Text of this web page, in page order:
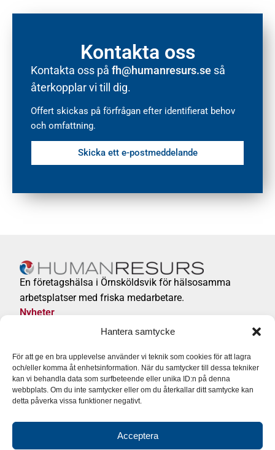
Hantera samtycke
För att ge en bra upplevelse använder vi teknik som cookies för att lagra
och/eller komma åt enhetsinformation. När du samtycker till dessa tekniker
kan vi behandla data som surfbeteende eller unika ID:n på denna
webbplats. Om du inte samtycker eller om du återkallar ditt samtycke kan
detta påverka vissa funktioner negativt.
Acceptera
Kontakta oss
Kontakta oss på fh@humanresurs.se så
återkopplar vi till dig.
Offert skickas på förfrågan efter identifierat behov
och omfattning.
Skicka ett e-postmeddelande
En företagshälsa i Örnsköldsvik för hälsosamma
arbetsplatser med friska medarbetare.
Nyheter
Företagshälsa/Privatvård
0660 – 29 98 30 (växel)
Följ Företagshälsan på: